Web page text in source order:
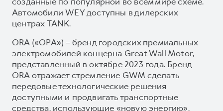
Автомобили WEY доступны в дилерских
центрах TANK.
ORA («ОРА») – бренд городских премиальных
электромобилей концерна Great Wall Motor,
представленный в октябре 2023 года. Бренд
ORA отражает стремление GWM сделать
передовые технологические решения
доступными и продвигать транспортные
средства, использующие «новую энергию».